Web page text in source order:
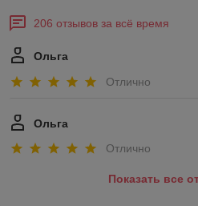
206 отзывов за всё время
Ольга
Отлично
Ольга
Отлично
Показать все